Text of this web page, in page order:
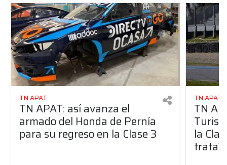
TN APAT
TN APAT: así avanza el
armado del Honda de Pernía
para su regreso en la Clase 3
TN APAT
TN
la
trata?